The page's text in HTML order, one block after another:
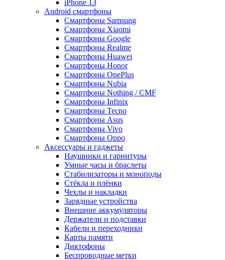
iPhone 13
Android cмартфоны
Смартфоны Samsung
Смартфоны Xiaomi
Смартфоны Google
Смартфоны Realme
Смартфоны Huawei
Смартфоны Honor
Смартфоны OnePlus
Смартфоны Nubia
Смартфоны Nothing / CMF
Смартфоны Infinix
Смартфоны Tecno
Смартфоны Asus
Смартфоны Vivo
Смартфоны Oppo
Аксессуары и гаджеты
Наушники и гарнитуры
Умные часы и браслеты
Стабилизаторы и моноподы
Стёкла и плёнки
Чехлы и накладки
Зарядные устройства
Внешние аккумуляторы
Держатели и подставки
Кабели и переходники
Карты памяти
Диктофоны
Беспроводные метки